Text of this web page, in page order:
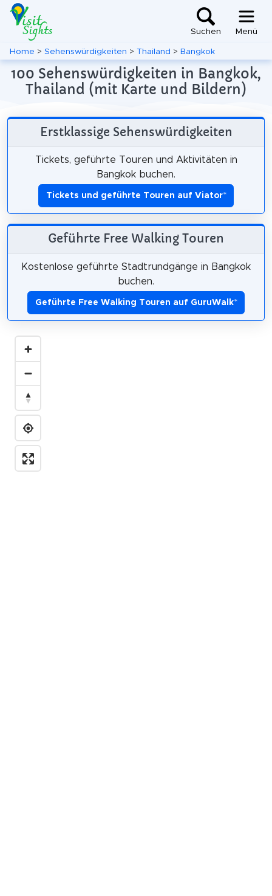
Suchen Menü
Home > Sehenswürdigkeiten > Thailand > Bangkok
100 Sehenswürdigkeiten in Bangkok,
Thailand (mit Karte und Bildern)
Erstklassige Sehenswürdigkeiten
Tickets, geführte Touren und Aktivitäten in
Bangkok buchen.
Tickets und geführte Touren auf Viator*
Geführte Free Walking Touren
Kostenlose geführte Stadtrundgänge in Bangkok
buchen.
Geführte Free Walking Touren auf GuruWalk*